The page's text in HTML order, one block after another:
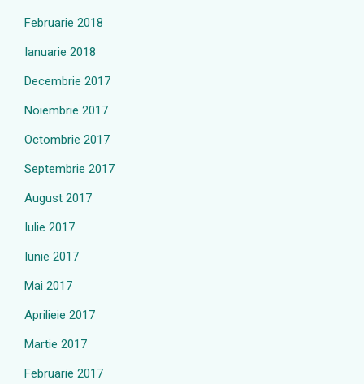
Februarie 2018
Ianuarie 2018
Decembrie 2017
Noiembrie 2017
Octombrie 2017
Septembrie 2017
August 2017
Iulie 2017
Iunie 2017
Mai 2017
Aprilieie 2017
Martie 2017
Februarie 2017